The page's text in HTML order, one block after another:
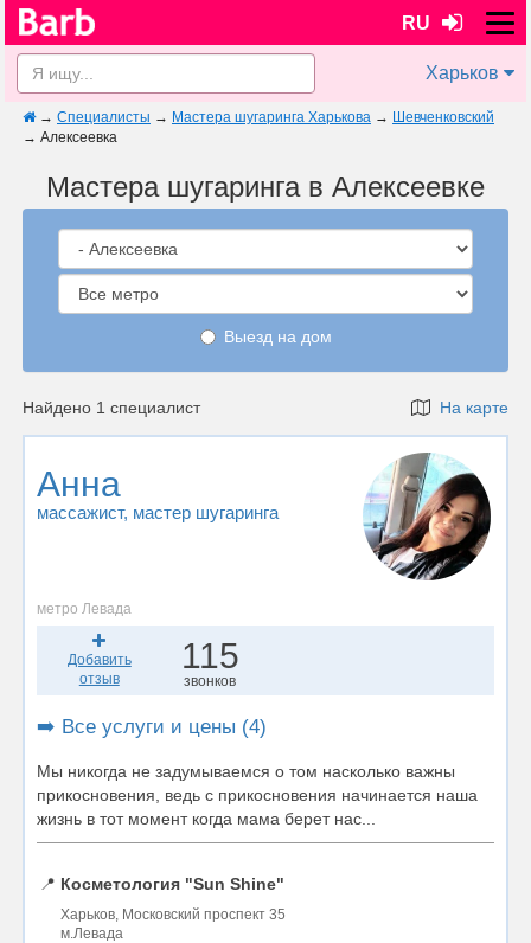
RU
Харьков
→ Специалисты → Мастера шугаринга Харькова → Шевченковский
→ Алексеевка
Мастера шугаринга в Алексеевке
Выезд на дом
Найдено 1 специалист На карте
Анна
массажист, мастер шугаринга
метро Левада
Добавить
отзыв
115
звонков
➡️ Все услуги и цены (4)
Мы никогда не задумываемся о том насколько важны
прикосновения, ведь с прикосновения начинается наша
жизнь в тот момент когда мама берет нас...
📍 Косметология "Sun Shine"
Харьков, Московский проспект 35
м.Левада